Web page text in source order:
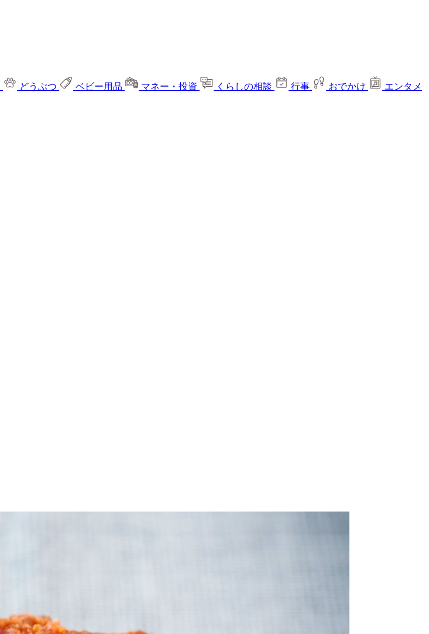
どうぶつ ベビー用品 マネー・投資 くらしの相談 行事 おでかけ
エンタメ